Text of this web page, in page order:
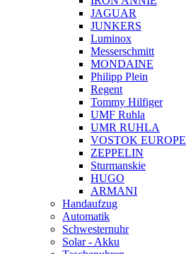
JAGUAR
JUNKERS
Luminox
Messerschmitt
MONDAINE
Philipp Plein
Regent
Tommy Hilfiger
UMF Ruhla
UMR RUHLA
VOSTOK EUROPE
ZEPPELIN
Sturmanskie
HUGO
ARMANI
Handaufzug
Automatik
Schwesternuhr
Solar - Akku